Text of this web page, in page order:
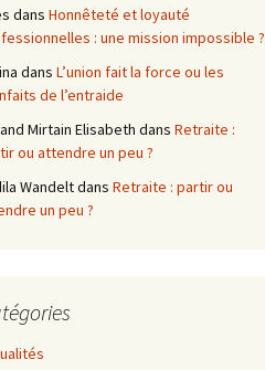
dans Honnêteté et loyauté
: une mission impossible ?
dans L’union fait la force ou les
de l’entraide
Mirtain Elisabeth dans Retraite :
ou attendre un peu ?
Wandeltdans Retraite : partir ou
un peu ?